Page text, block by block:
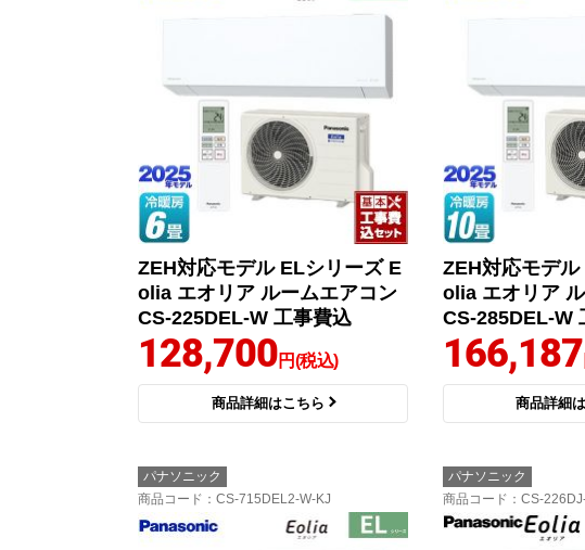
ZEH対応モデル ELシリーズ E
olia エオリア ルームエアコン
CS-225DEL-W 工事費込
128,700円(税込)
商品詳細はこちら
ZEH対応モデ
olia エオリア
CS-285DEL-W
166,187
商品詳細
パナソニック
商品コード ：CS-715DEL2-W-KJ
パナソニック
商品コード ：CS-